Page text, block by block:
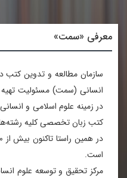
معرفی «سمت»
سازمان مطالعه و تدوین کتب
انسانی (سمت) مسئولیت تهیه
در زمینه علوم اسلامی و
کتب زبان تخصصی کلیه
است.